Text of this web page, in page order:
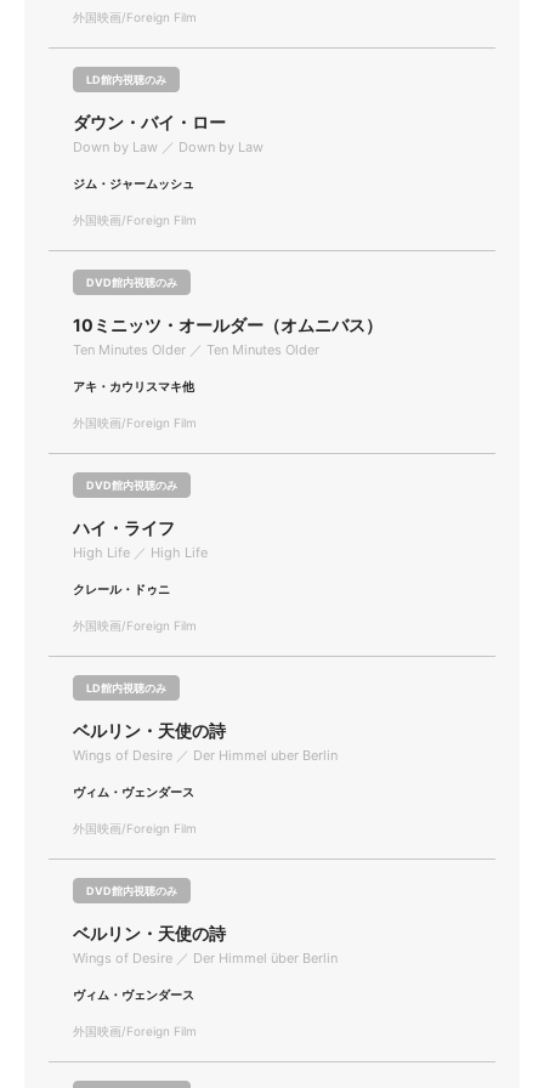
外国映画/Foreign Film
LD館内視聴のみ
ダウン・バイ・ロー
Down by Law ／ Down by Law
ジム・ジャームッシュ
外国映画/Foreign Film
DVD館内視聴のみ
10ミニッツ・オールダー（オムニバス）
Ten Minutes Older ／ Ten Minutes Older
アキ・カウリスマキ他
外国映画/Foreign Film
DVD館内視聴のみ
ハイ・ライフ
High Life ／ High Life
クレール・ドゥニ
外国映画/Foreign Film
LD館内視聴のみ
ベルリン・天使の詩
Wings of Desire ／ Der Himmel uber Berlin
ヴィム・ヴェンダース
外国映画/Foreign Film
DVD館内視聴のみ
ベルリン・天使の詩
Wings of Desire ／ Der Himmel über Berlin
ヴィム・ヴェンダース
外国映画/Foreign Film